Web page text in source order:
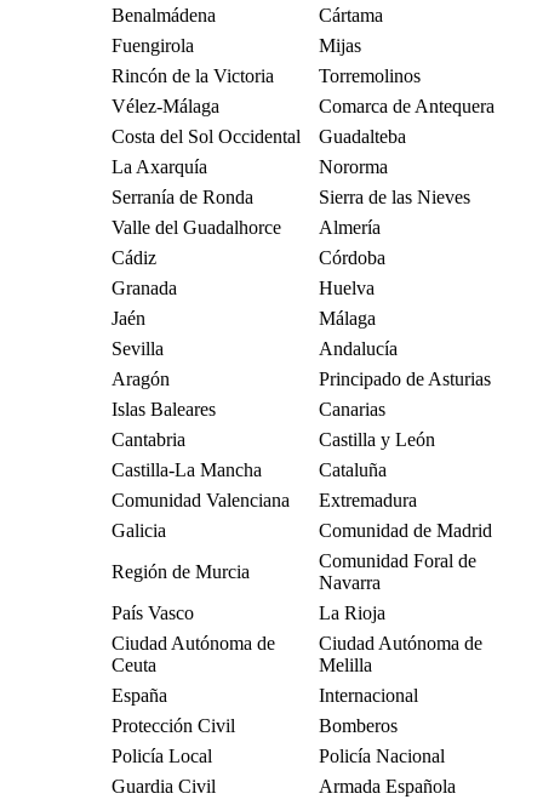
Benalmádena
Cártama
Fuengirola
Mijas
Rincón de la Victoria
Torremolinos
Vélez-Málaga
Comarca de Antequera
Costa del Sol Occidental
Guadalteba
La Axarquía
Nororma
Serranía de Ronda
Sierra de las Nieves
Valle del Guadalhorce
Almería
Cádiz
Córdoba
Granada
Huelva
Jaén
Málaga
Sevilla
Andalucía
Aragón
Principado de Asturias
Islas Baleares
Canarias
Cantabria
Castilla y León
Castilla-La Mancha
Cataluña
Comunidad Valenciana
Extremadura
Galicia
Comunidad de Madrid
Región de Murcia
Comunidad Foral de
Navarra
País Vasco
La Rioja
Ciudad Autónoma de
Ceuta
Ciudad Autónoma de
Melilla
España
Internacional
Protección Civil
Bomberos
Policía Local
Policía Nacional
Guardia Civil
Armada Española